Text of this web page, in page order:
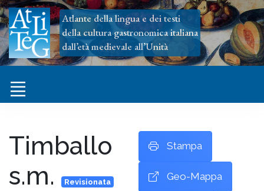
Atlante della lingua e dei testi
della cultura gastronomica italiana
dall’età medievale all’Unità
Timballo
s.m.
Revisionata
Stampa
Geo-Mappa